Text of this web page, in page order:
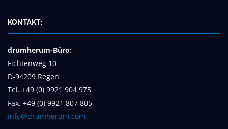
KONTAKT:
drumherum-Büro:
Fichtenweg 10
D-94209 Regen
Tel. +49 (0) 9921 904 975
Fax. +49 (0) 9921 807 805
info@drumherum.com